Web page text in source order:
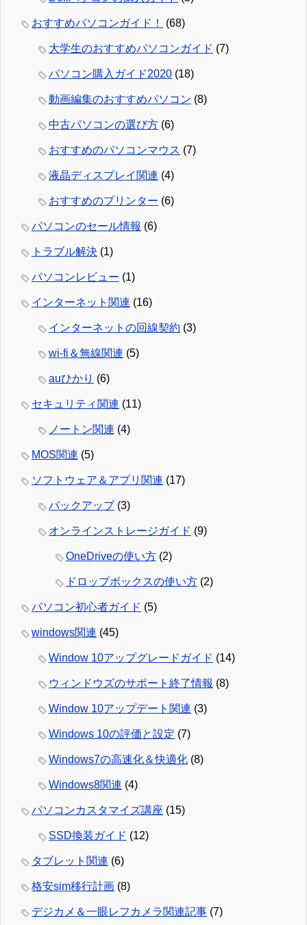
おすすめパソコンガイド！ (68)
大学生のおすすめパソコンガイド (7)
パソコン購入ガイド2020 (18)
動画編集のおすすめパソコン (8)
中古パソコンの選び方 (6)
おすすめのパソコンマウス (7)
液晶ディスプレイ関連 (4)
おすすめのプリンター (6)
パソコンのセール情報 (6)
トラブル解決 (1)
パソコンレビュー (1)
インターネット関連 (16)
インターネットの回線契約 (3)
wi-fi＆無線関連 (5)
auひかり (6)
セキュリティ関連 (11)
ノートン関連 (4)
MOS関連 (5)
ソフトウェア＆アプリ関連 (17)
バックアップ(3)
オンラインストレージガイド (9)
OneDriveの使い方 (2)
ドロップボックスの使い方 (2)
パソコン初心者ガイド (5)
windows関連 (45)
Window 10アップグレードガイド (14)
ウィンドウズのサポート終了情報 (8)
Window 10アップデート関連 (3)
Windows 10の評価と設定 (7)
Windows7の高速化＆快適化 (8)
Windows8関連 (4)
パソコンカスタマイズ講座 (15)
SSD換装ガイド (12)
タブレット関連 (6)
格安sim移行計画 (8)
デジカメ＆一眼レフカメラ関連記事 (7)